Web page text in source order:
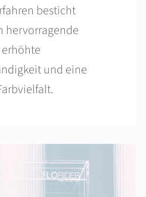
besticht
hervorragende
und eine